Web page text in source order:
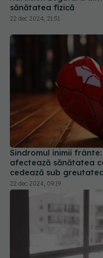
sănătatea fizică
22 dec 2024, 21:51
Sindromul inimii
afectează sănătatea
cedează sub
22 dec 2024, 09:19